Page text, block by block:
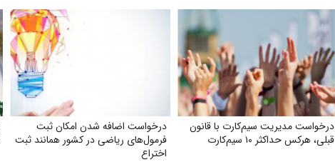
درخواست مدیریت سیم‌کارت با قانون
قبلی، هرکس حداکثر ۱۰ سیم‌کارت
درخواست اضافه شدن امکان ثبت
فرمول‌های ریاضی در کشور همانند ثبت
اختراع